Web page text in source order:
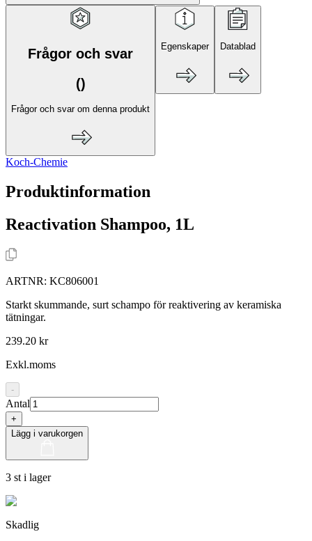
Frågor och svar
()
Frågor och svar om denna produkt
Egenskaper Datablad
Koch-Chemie
Produktinformation
Reactivation Shampoo, 1L
ARTNR: KC806001
Starkt skummande, surt schampo för reaktivering av keramiska
tätningar.
239.20 kr
Exkl.moms
-
Antal
+
Lägg i varukorgen
3 st i lager
Skadlig